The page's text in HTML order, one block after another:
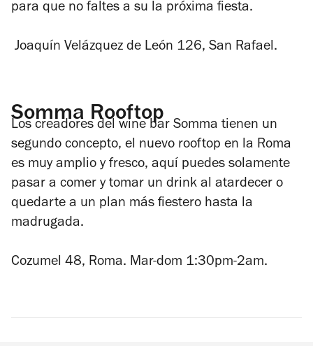
para que no faltes a su la próxima fiesta.
Joaquín Velázquez de León 126, San Rafael.
Somma Rooftop
Los creadores del wine bar Somma tienen un
segundo concepto, el nuevo rooftop en la Roma
es muy amplio y fresco, aquí puedes solamente
pasar a comer y tomar un drink al atardecer o
quedarte a un plan más fiestero hasta la
madrugada.
Cozumel 48, Roma. Mar-dom 1:30pm-2am.